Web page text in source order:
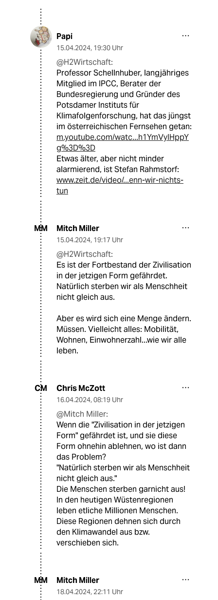
Papi
15.04.2024, 19:30 Uhr
@H2Wirtschaft:
Professor Schellnhuber, langjähriges
Mitglied im IPCC, Berater der
Bundesregierung und Gründer des
Potsdamer Instituts für
Klimafolgenforschung, hat das jüngst
im österreichischen Fernsehen getan:
m.youtube.com/watc...h1YmVyIHppY
g%3D%3D
Etwas älter, aber nicht minder
alarmierend, ist Stefan Rahmstorf:
www.zeit.de/video/...enn-wir-nichts-
tun
MM Mitch Miller
15.04.2024, 19:17 Uhr
@H2Wirtschaft:
Es ist der Fortbestand der Zivilisation
in der jetzigen Form gefährdet.
Natürlich sterben wir als Menschheit
nicht gleich aus.
Aber es wird sich eine Menge ändern.
Müssen. Vielleicht alles: Mobilität,
Wohnen, Einwohnerzahl...wie wir alle
leben.
CM Chris McZott
16.04.2024, 08:19 Uhr
@Mitch Miller:
Wenn die "Zivilisation in der jetzigen
Form" gefährdet ist, und sie diese
Form ohnehin ablehnen, wo ist dann
das Problem?
"Natürlich sterben wir als Menschheit
nicht gleich aus."
Die Menschen sterben garnicht aus!
In den heutigen Wüstenregionen
leben etliche Millionen Menschen.
Diese Regionen dehnen sich durch
den Klimawandel aus bzw.
verschieben sich.
MM Mitch Miller
18.04.2024, 22:11 Uhr